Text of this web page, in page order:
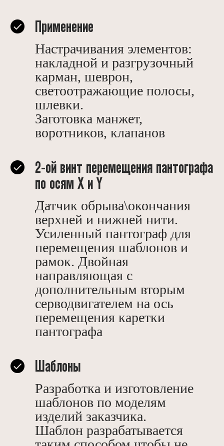
Применение
Настрачивания элементов:
накладной и разгрузочный
карман, шеврон,
светоотражающие полосы,
шлевки.
Заготовка манжет,
воротников, клапанов
2-ой винт перемещения пантографа
по осям Х и Y
Датчик обрыва\окончания
верхней и нижней нити.
Усиленный пантограф для
перемещения шаблонов и
рамок. Двойная
направляющая с
дополнительным вторым
серводвигателем на ось
перемещения каретки
пантографа
Шаблоны
Разработка и изготовление
шаблонов по моделям
изделий заказчика.
Шаблон разрабатывается